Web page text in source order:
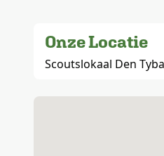
Onze Locatie
Scoutslokaal Den